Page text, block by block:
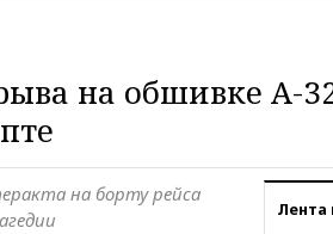
на обшивке А-
Лента
на борту рейса